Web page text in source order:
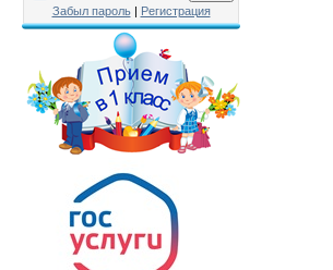
Забыл пароль| Регистрация